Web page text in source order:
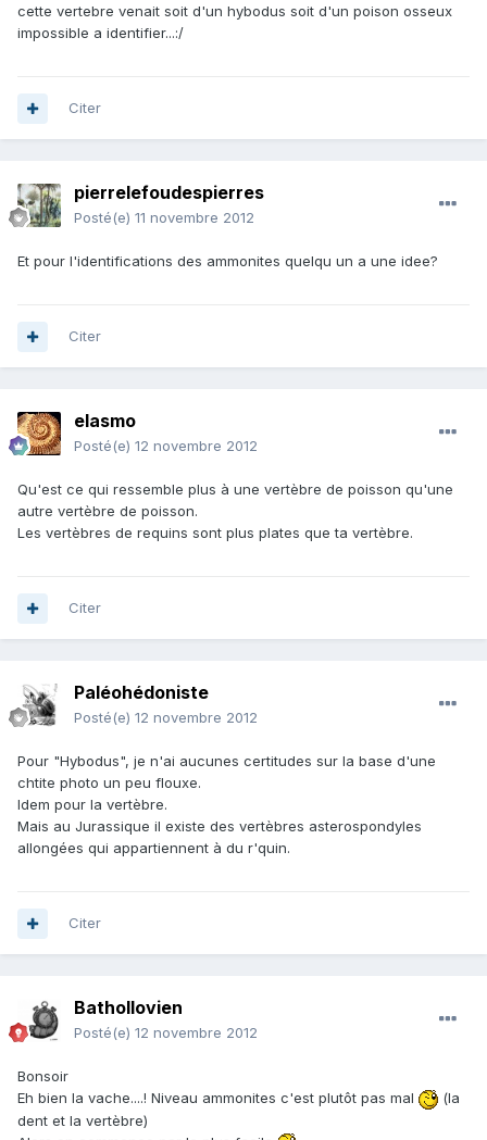
cette vertebre venait soit d'un hybodus soit d'un poison osseux
impossible a identifier...:/
Citer
pierrelefoudespierres
Posté(e) 11 novembre 2012
Et pour l'identifications des ammonites quelqu un a une idee?
Citer
elasmo
Posté(e) 12 novembre 2012
Qu'est ce qui ressemble plus à une vertèbre de poisson qu'une
autre vertèbre de poisson.
Les vertèbres de requins sont plus plates que ta vertèbre.
Citer
Paléohédoniste
Posté(e) 12 novembre 2012
Pour "Hybodus", je n'ai aucunes certitudes sur la base d'une
chtite photo un peu flouxe.
Idem pour la vertèbre.
Mais au Jurassique il existe des vertèbres asterospondyles
allongées qui appartiennent à du r'quin.
Citer
Bathollovien
Posté(e) 12 novembre 2012
Bonsoir
Eh bien la vache....! Niveau ammonites c'est plutôt pas mal
(la
dent et la vertèbre)